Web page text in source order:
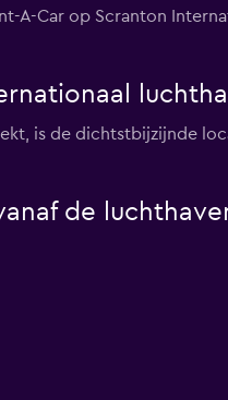
A-Car op Scranton
is de dichtstbijzijnde
de